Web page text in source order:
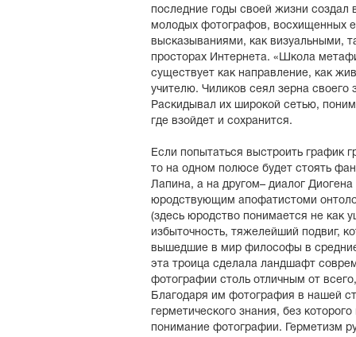
последние годы своей жизни создал
молодых фотографов, восхищенных
высказываниями, как визуальными,
просторах Интернета. «Школа
существует как направление, как
учителю. Чиликов сеял зерна своего
Раскидывал их широкой сетью,
где взойдет и сохранится.
Если попытаться выстроить график
то на одном полюсе будет стоять
Лапина, а на другом– диалог
юродствующим апофатистоми
(здесь юродство понимается не как
избыточность, тяжелейший подвиг,
вышедшие в мир философы в
эта троица сделала ландшафт
фотографии столь отличным от
Благодаря им фотография в нашей
герметического знания, без
понимание фотографии. Герметизм